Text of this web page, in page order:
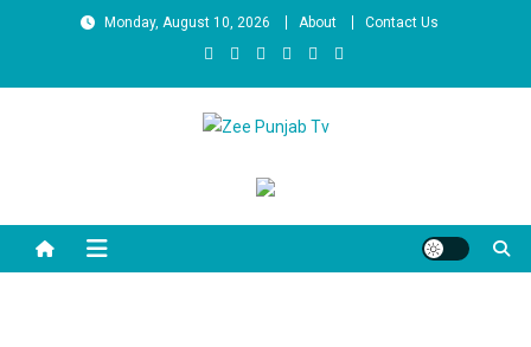
Skip to contentMonday, August 10, 2026 About Contact Us
Zee Punjab Tv